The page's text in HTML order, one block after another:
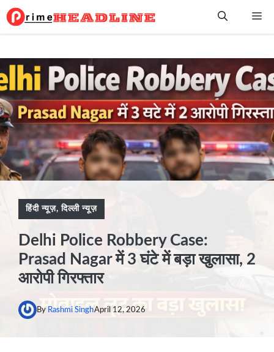
Skip
to
हिंदी न्यूज़,दिल्ली न्यूज़
Delhi Police Robbery Case:
Prasad Nagar में 3 घंटे में बड़ा खुलासा, 2
आरोपी गिरफ्तार
By Rashmi SinghApril 12, 2026